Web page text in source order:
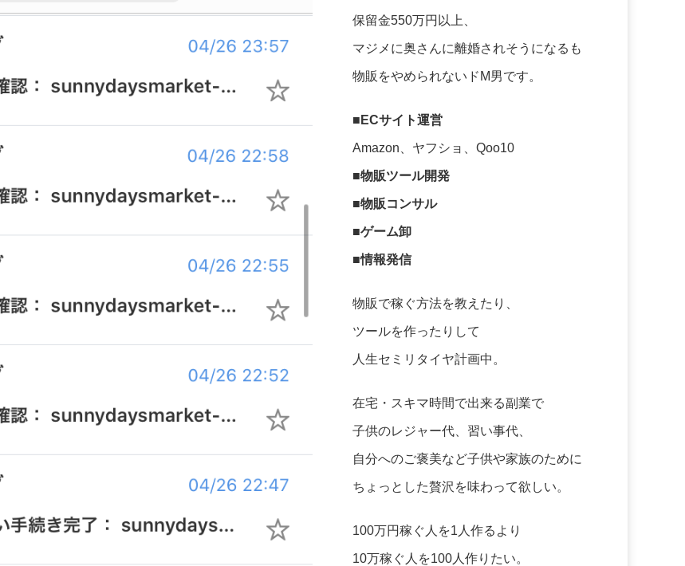
保留金550万円以上、
マジメに奥さんに離婚されそうになるも
物販をやめられないドM男です。
■ECサイト運営
Amazon、ヤフショ、Qoo10
■物販ツール開発
■物販コンサル
■ゲーム卸
■情報発信
物販で稼ぐ方法を教えたり、
ツールを作ったりして
人生セミリタイヤ計画中。
在宅・スキマ時間で出来る副業で
子供のレジャー代、習い事代、
自分へのご褒美など子供や家族のために
ちょっとした贅沢を味わって欲しい。
100万円稼ぐ人を1人作るより
10万稼ぐ人を100人作りたい。